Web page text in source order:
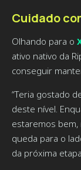
Cuidado
Olhando para o
ativo nativo da
conseguir
“Teria gostado
deste nível.
estaremos
queda para o
da próxima